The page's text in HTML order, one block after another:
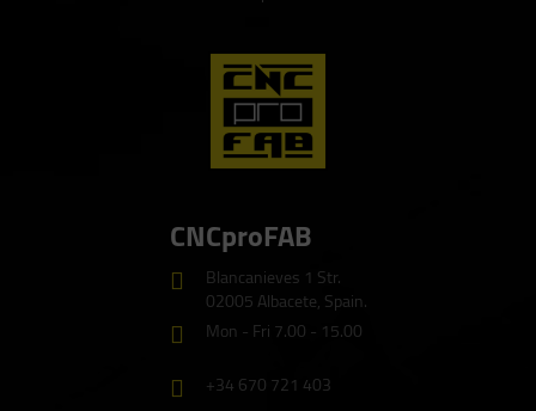
CNCproFAB
Blancanieves 1 Str.
02005 Albacete, Spain.
Mon - Fri 7.00 - 15.00
+34 670 721 403